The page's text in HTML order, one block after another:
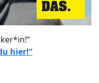
hier!“